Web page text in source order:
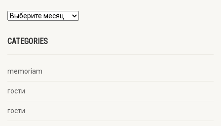
CATEGORIES
memoriam
гости
гости